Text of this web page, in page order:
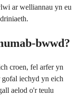
ar welliannau yn eu
bwwd?
croen, fel arfer yn
iechyd yn eich
aelod o'r teulu